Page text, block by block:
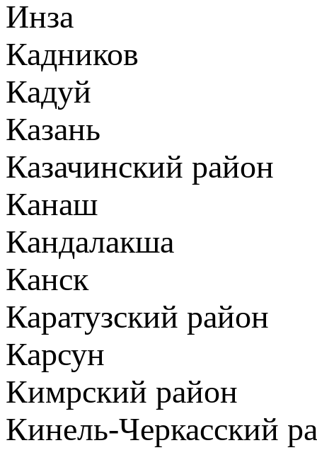
Инза
Кадников
Кадуй
Казань
Казачинский район
Канаш
Кандалакша
Канск
Каратузский район
Карсун
Кимрский район
Кинель-Черкасский